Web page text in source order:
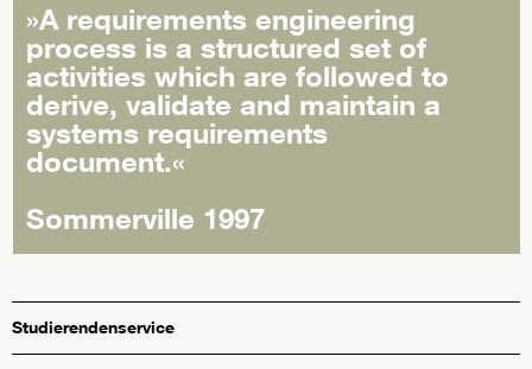
»A requirements engineering
process is a structured set of
activities which are followed to
derive, validate and maintain a
systems requirements
document.«
Sommerville 1997
Studierendenservice